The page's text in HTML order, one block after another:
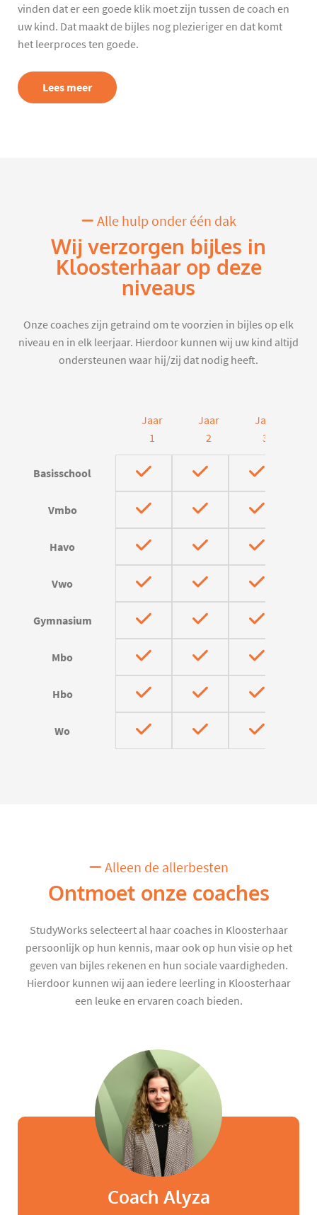
vinden dat er een goede klik moet zijn tussen de coach en
uw kind. Dat maakt de bijles nog plezieriger en dat komt
het leerproces ten goede.
Lees meer
Alle hulp onder één dak
Wij verzorgen bijles in
Kloosterhaar op deze
niveaus
Onze coaches zijn getraind om te voorzien in bijles op elk
niveau en in elk leerjaar. Hierdoor kunnen wij uw kind altijd
ondersteunen waar hij/zij dat nodig heeft.
Jaar
1
Jaar
2
Jaar
3
Basisschool
Vmbo
Havo
Vwo
Gymnasium
Mbo
Hbo
Wo
Alleen de allerbesten
Ontmoet onze coaches
StudyWorks selecteert al haar coaches in Kloosterhaar
persoonlijk op hun kennis, maar ook op hun visie op het
geven van bijles rekenen en hun sociale vaardigheden.
Hierdoor kunnen wij aan iedere leerling in Kloosterhaar
een leuke en ervaren coach bieden.
Coach Alyza